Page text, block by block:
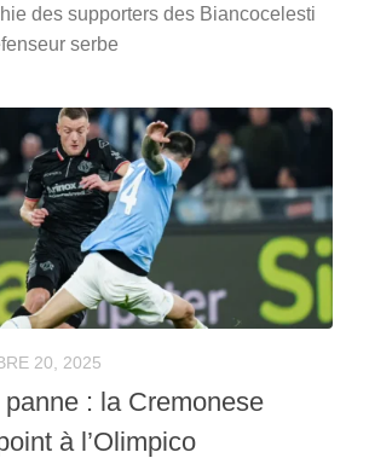
des supporters des Biancocelesti
serbe
20, 2025
: la Cremonese
à l’Olimpico